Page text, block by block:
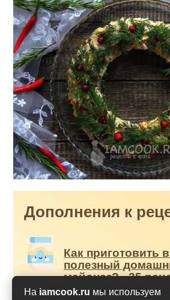
На iamcook.ru мы используем
Дополнения к
Как приготовить
полезный
майонез? - 35
фото